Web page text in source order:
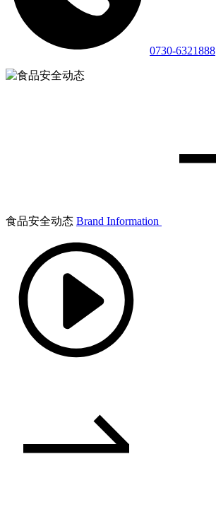
0730-6321888
食品安全动态 Brand Information